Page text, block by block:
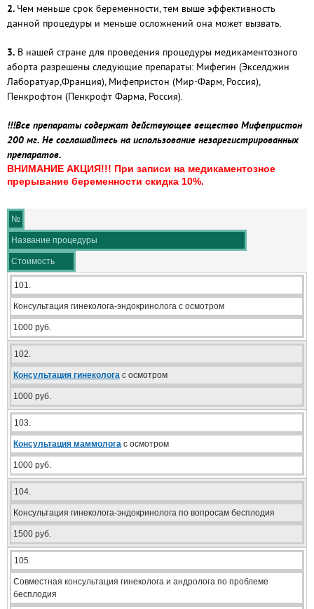
2. Чем меньше срок беременности, тем выше эффективность
данной процедуры и меньше осложнений она может вызвать.
3. В нашей стране для проведения процедуры медикаментозного
аборта разрешены следующие препараты: Мифегин (Экселджин
Лаборатуар,Франция), Мифепристон (Мир-Фарм, Россия),
Пенкрофтон (Пенкрофт Фарма, Россия).
!!!Все препараты содержат действующее вещество Мифепристон
200 мг. Не соглашайтесь на использование незарегистрированных
препаратов.
ВНИМАНИЕ АКЦИЯ!!! При записи на медикаментозное
прерывание беременности скидка 10%.
№
Название процедуры
Стоимость
101.
Консультация гинеколога-эндокринолога с осмотром
1000 руб.
102.
Консультация гинеколога с осмотром
1000 руб.
103.
Консультация маммолога с осмотром
1000 руб.
104.
Консультация гинеколога-эндокринолога по вопросам бесплодия
1500 руб.
105.
Совместная консультация гинеколога и андролога по проблеме
бесплодия